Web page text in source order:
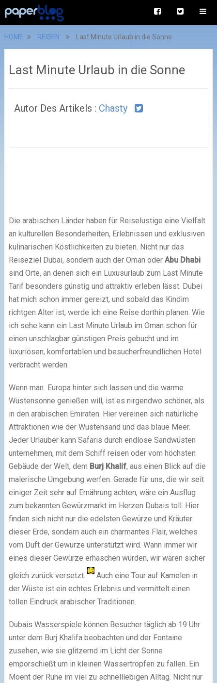
HOME REISEN Last Minute Urlaub in die Sonne
Last Minute Urlaub in die Sonne
Autor Des Artikels : Chasty
Die arabischen Länder haben für Reiselustige eine Vielfalt
an kulturellen Besonderheiten, Erlebnissen und exklusiven
kulinarischen Köstlichkeiten zu bieten. Nicht nur das
Reiseziel Dubai, sondern auch der Oman oder Abu Dhabi
sind Orte, an denen sich ein Luxusurlaub zum Last Minute
Tarif besonders günstig und attraktiv erleben lässt. Dubei
hat mich schon immer gereizt, und sobald das Kindim
richtgen Alter ist, werde ich eine Reise dorthin planen. Wie
ich sehe kann ein Last Minute Urlaub im Oman schon für
einen unschlagbar günstigen Preis gebucht und im
luxuriösen, komfortablen und besucherfreundlichen Hotel
verbracht werden.
Wenn man Europa hinter sich lassen und die warme
Wüstensonne genießen will, ist es nirgendwo schöner, als
in den arabischen Emiraten. Hier vereinen sich natürliche
Attraktionen wie der Wüstensand und das blaue Meer.
Jeder Urlauber kann Safaris durch endlose Sandwüsten
unternehmen, mit dem Schiff reisen oder vom höchsten
Gebäude der Welt, dem Burj Khalif, aus einen Blick auf die
malerische Umgebung werfen. Gerade für uns, die wir seit
einiger Zeit sehr auf Ernährung achten, wäre ein Ausflug
zum bekannten Gewürzmarkt im Herzen Dubais toll. Hier
finden sich nicht nur die edelsten Gewürze und Kräuter
dieser Erde, sondern auch ein charmantes Flair, welches
vom Duft der Gewürze unterstützt wird. Wann immer wir
eines dieser Gewürze erhaschen würden, wir wären sicher
gleich zurück versetzt.
Auch eine Tour auf Kamelen in
der Wüste ist ein echtes Erlebnis und vermittelt einen
tollen Eindruck arabischer Traditionen.
Dubais Wasserspiele können Besucher täglich ab 19 Uhr
unter dem Burj Khalifa beobachten und der Fontaine
zusehen, wie sie glitzernd im Licht der Sonne
emporschießt um in kleinen Wassertropfen zu fallen. Ein
Moent der Ruhe im viel zu schnelllebigen Alltag. Nicht nur